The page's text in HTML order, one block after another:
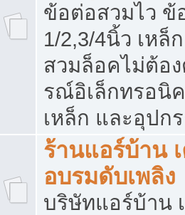
ข้อต่อสวมไว ข้
1/2,3/4นิ้ว เหล็
สวมล็อคไม่ต้อ
รณ์อิเล็กทรอนิ
เหล็ก และอุปก
ร้านแอร์บ้าน
อบรมดับเพลิง
บริษัทแอร์บ้าน